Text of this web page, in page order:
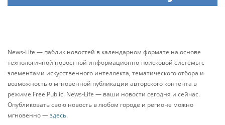
News-Life — паблик новостей в календарном формате на основе
технологичной новостной информационно-поисковой системы с
элементами искусственного интеллекта, тематического отбора и
возможностью мгновенной публикации авторского контента в
режиме Free Public. News-Life — ваши новости сегодня и сейчас.
Опубликовать свою новость в любом городе и регионе можно
мгновенно —здесь.